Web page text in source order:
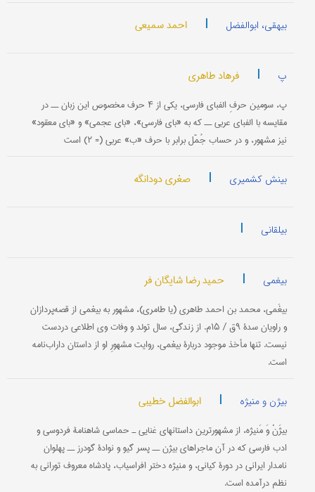
بیهقی، ابوالفضل | احمد سمیعی
پ | فرهاد طاهری
پ‌، سومین‌ حرفِ الفبای‌ فارسی‌، یكی‌ از ۴ حرف‌ مخصوص‌ این‌ زبان‌ ــ در
مقایسه‌ با الفبای‌ عربی‌ ــ كه‌ به «بای‌ فارسی‌»، «بای‌ عجمی‌» و «بای‌ معقود»
نیز مشهور، و در حساب‌ جُمّل‌ برابر با حرف «ب‌» عربی‌ (= ۲) است‌
بینش کشمیری | صغری دودانگه
بیلقانی |
بیغمی | حمید رضا شایگان فر
بیغَمی‌، محمد بن‌ احمد طاهری‌ (یا طامری‌)، مشهور به‌ بیغمی‌ از قصه‌پردازان‌
و راویان‌ سدۀ ۹ق‌ / ۱۵م‌. از زندگی‌، سال‌ تولد و وفات‌ وی‌ اطلاعی‌ دردست‌
نیست‌. تنها مأخذ موجود دربارۀ بیغمی‌، روایت‌ مشهورِ او از داستان‌ داراب‌نامه‌
است‌.
بیژن و منیژه | ابوالفضل خطیبی
بیژَنْ وَ مَنیژه‌، از مشهورترین‌ داستانهای‌ غنایی‌ ـ حماسی‌ شاهنامۀ فردوسی‌ و
ادب‌ فارسی‌ كه‌ در آن‌ ماجراهای‌ بیژن‌ ــ پسر گیو و نوادۀ گودرز ــ پهلوان‌
نامدار ایرانی‌ در دورۀ كیانی‌، و منیژه‌ دختر افراسیاب‌، پادشاه‌ معروف‌ تورانی‌ به‌
نظم‌ درآمده‌ است‌.